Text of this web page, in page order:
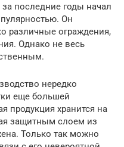
последние годы начал
Он
различные ограждения,
Однако не весь
нередко
еще большей
продукция хранится на
защитным слоем из
Только так можно